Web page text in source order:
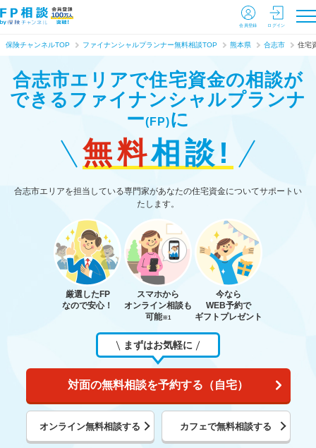
会員登録 ログイン
保険チャンネルTOP ファイナンシャルプランナー無料相談TOP 熊本県 合志市 住宅
合志市エリアで住宅資金の相談が
できる ファイナンシャルプランナ
ー(FP)に
無料相談!
合志市エリアを担当している専門家があなたの住宅資金についてサポートい
たします。
厳選したFP
なので安心！
スマホから
オンライン相談も
可能※1
今なら
WEB予約で
ギフトプレゼント
まずはお気軽に
対面の無料相談を予約する（自宅）
オンライン無料相談する カフェで無料相談する